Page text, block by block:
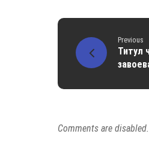
Previous
Титул
Comments are disabled.